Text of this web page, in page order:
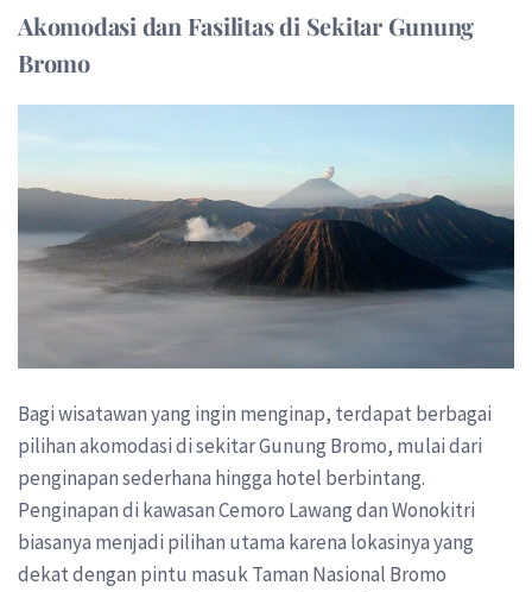
Akomodasi dan Fasilitas di Sekitar Gunung
Bromo
Bagi wisatawan yang ingin menginap, terdapat berbagai
pilihan akomodasi di sekitar Gunung Bromo, mulai dari
penginapan sederhana hingga hotel berbintang.
Penginapan di kawasan Cemoro Lawang dan Wonokitri
biasanya menjadi pilihan utama karena lokasinya yang
dekat dengan pintu masuk Taman Nasional Bromo